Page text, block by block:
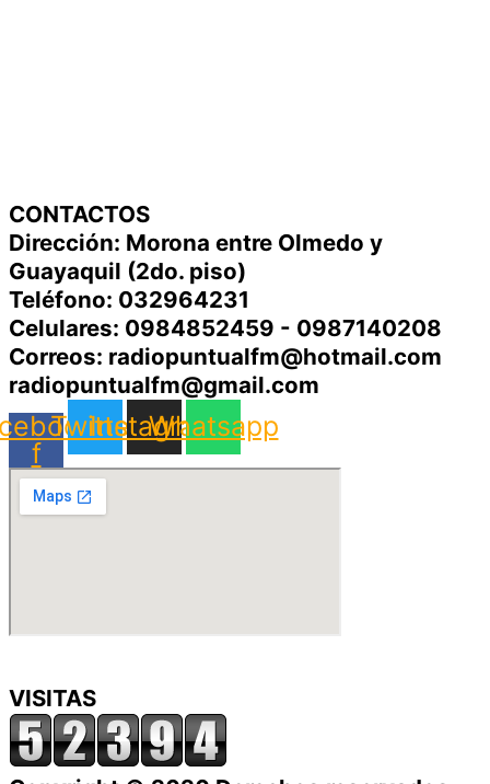
CONTACTOS
Dirección: Morona entre Olmedo y
Guayaquil (2do. piso)
Teléfono: 032964231
Celulares: 0984852459 - 0987140208
Correos: radiopuntualfm@hotmail.com
radiopuntualfm@gmail.com
f
Twitter
Instagram
Whatsapp
VISITAS